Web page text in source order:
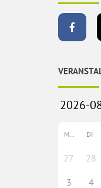
MO DI
27 28
3
4